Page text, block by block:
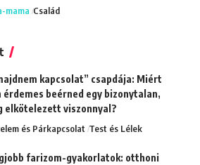
mama Család
kapcsolat” csapdája: Miért
érdemes beérned egy bizonytalan,
elkötelezett viszonnyal?
és Párkapcsolat Test és Lélek
farizom-gyakorlatok: otthoni